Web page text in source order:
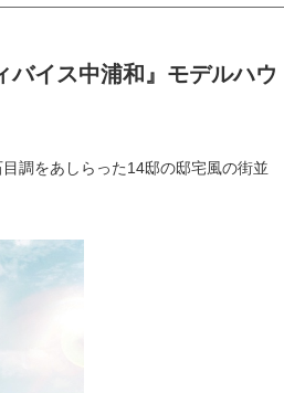
バイス中浦和』モデルハウ
調をあしらった14邸の邸宅風の街並